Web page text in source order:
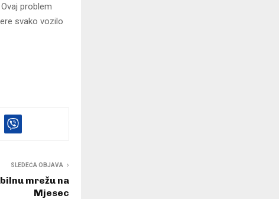
problem
svako vozilo
SLEDEĆA OBJAVA
mrežu na
Mjesec